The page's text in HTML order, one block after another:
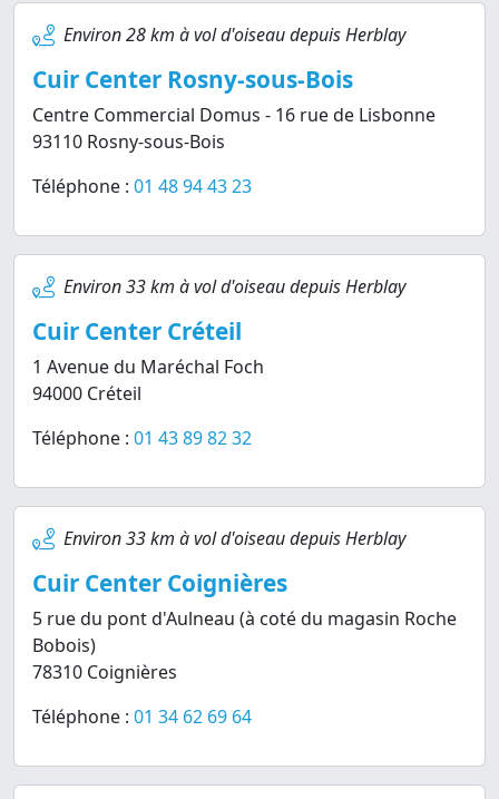
Environ 28 km à vol d'oiseau depuis Herblay
Cuir Center Rosny-sous-Bois
Centre Commercial Domus - 16 rue de Lisbonne
93110 Rosny-sous-Bois
Téléphone : 01 48 94 43 23
Environ 33 km à vol d'oiseau depuis Herblay
Cuir Center Créteil
1 Avenue du Maréchal Foch
94000 Créteil
Téléphone : 01 43 89 82 32
Environ 33 km à vol d'oiseau depuis Herblay
Cuir Center Coignières
5 rue du pont d'Aulneau (à coté du magasin Roche
Bobois)
78310 Coignières
Téléphone : 01 34 62 69 64